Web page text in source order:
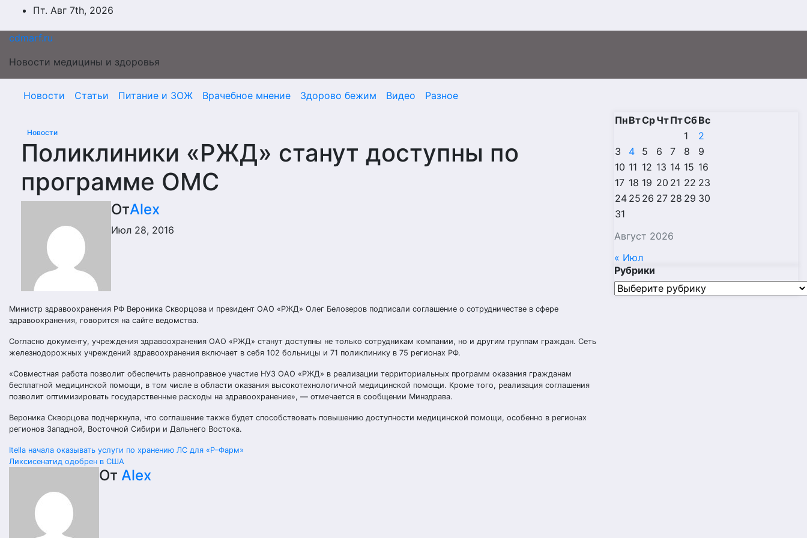
Перейти
содержимому
Пт. Авг 7th, 2026
cdmarf.ru
Новости медицины и здоровья
Новости Статьи Питание и ЗОЖ Врачебное мнение Здорово бежим Видео Разное
Новости
Поликлиники «РЖД» станут доступны по
программе ОМС
ОтAlex
Июл 28, 2016
Министр здравоохранения РФ Вероника Скворцова и президент ОАО «РЖД» Олег Белозеров подписали соглашение о сотрудничестве в сфере
здравоохранения, говорится на сайте ведомства.
Согласно документу, учреждения здравоохранения ОАО «РЖД» станут доступны не только сотрудникам компании, но и другим группам граждан. Сеть
железнодорожных учреждений здравоохранения включает в себя 102 больницы и 71 поликлинику в 75 регионах РФ.
«Совместная работа позволит обеспечить равноправное участие НУЗ ОАО «РЖД» в реализации территориальных программ оказания гражданам
бесплатной медицинской помощи, в том числе в области оказания высокотехнологичной медицинской помощи. Кроме того, реализация соглашения
позволит оптимизировать государственные расходы на здравоохранение», — отмечается в сообщении Минздрава.
Вероника Скворцова подчеркнула, что соглашение также будет способствовать повышению доступности медицинской помощи, особенно в регионах
регионов Западной, Восточной Сибири и Дальнего Востока.
Навигация
записям
Itella начала оказывать услуги по хранению ЛС для «Р–Фарм»
Ликсисенатид одобрен в США
От Alex
Август 2026
ПнВтСрЧтПтСбВс
1
2
3
4 5 6 7 8
9
10 11 12 13 14 15 16
17 18 19 20 21 22 23
24 25 26 27 28 29 30
31
« Июл
Рубрики
Рубрики